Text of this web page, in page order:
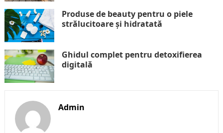
Produse de beauty pentru o piele
strălucitoare și hidratată
Ghidul complet pentru detoxifierea
digitală
Admin